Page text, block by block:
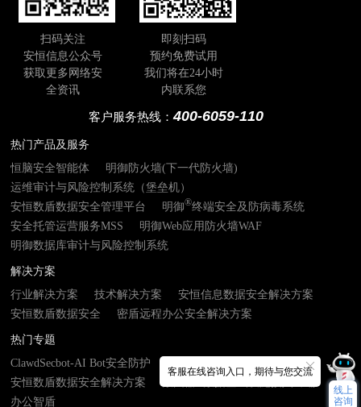
扫码关注
安恒信息公众号
获取更多网络安
全资讯
即刻扫码
预约免费试用
我们将在24小时
内联系您
客户服务热线：400-6059-110
热门产品及服务
恒脑安全智能体
明御防火墙(下一代防火墙)
运维审计与风险控制系统（堡垒机）
安恒数盾数据安全管理平台
明御®终端安全及防病毒系统
安全托管运营服务MSS
明御Web应用防火墙WAF
明御数据库审计与风险控制系统
解决方案
行业解决方案
技术解决方案
安恒信息数据安全解决方案
安恒数盾数据安全
密盾远程办公安全解决方案
热门专题
ClawdSecbot-AI Bot安全防护
安恒数盾数据安全解决方案
办公智盾
客服在线咨询入口，期待与您交流
线上
咨询